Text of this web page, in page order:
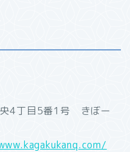
4丁目5番1号 きぼー